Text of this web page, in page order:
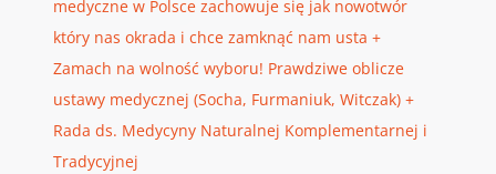
medyczne w Polsce zachowuje się jak nowotwór
który nas okrada i chce zamknąć nam usta +
Zamach na wolność wyboru! Prawdziwe oblicze
ustawy medycznej (Socha, Furmaniuk, Witczak) +
Rada ds. Medycyny Naturalnej Komplementarnej i
Tradycyjnej